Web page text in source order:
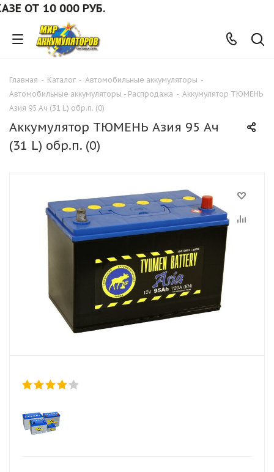
ОТ 10 000 РУБ.
Главная - Каталог - Автомобильные аккумуляторы -
Автомобильные аккумуляторы - Распродажа - Аккумулятор ТЮМЕНЬ
Азия 95 Ач (31 L) обр.п. (0)
Аккумулятор ТЮМЕНЬ Азия 95 Ач
(31 L) обр.п. (0)